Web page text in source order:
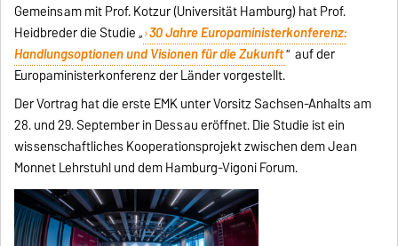
Gemeinsam mit Prof. Kotzur (Universität Hamburg) hat Prof.
Heidbreder die Studie„ 30 Jahre Europaministerkonferenz:
Handlungsoptionen und Visionen für die Zukunft" auf der
Europaministerkonferenz der Länder vorgestellt.
Der Vortrag hat die erste EMK unter Vorsitz Sachsen-Anhalts am
28. und 29. September in Dessau eröffnet. Die Studie ist ein
wissenschaftliches Kooperationsprojekt zwischen demJean
Monnet Lehrstuhlund dem Hamburg-Vigoni Forum.